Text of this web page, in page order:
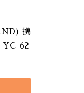
携
YC-62